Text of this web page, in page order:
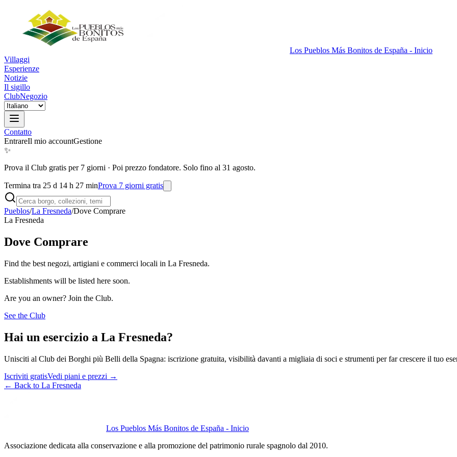
Los Pueblos Más Bonitos de España - Inicio
Villaggi
Esperienze
Notizie
Il sigillo
ClubNegozio
Contatto
EntrareIl mio accountGestione
✨
Prova il Club gratis per 7 giorni · Poi prezzo fondatore. Solo fino al 31 agosto.
Termina tra 25 d 14 h 27 minProva 7 giorni gratis
Pueblos/La Fresneda/Dove Comprare
La Fresneda
Dove Comprare
Find the best negozi, artigiani e commerci locali in La Fresneda.
Establishments will be listed here soon.
Are you an owner? Join the Club.
See the Club
Hai un esercizio a La Fresneda?
Unisciti al Club dei Borghi più Belli della Spagna: iscrizione gratuita, visibilità davanti a migliaia di soci e strumenti per far crescere il tuo
Iscriviti gratisVedi piani e prezzi →
← Back to La Fresneda
Los Pueblos Más Bonitos de España - Inicio
Associazione dedicata alla conservazione e alla promozione del patrimonio rurale spagnolo dal 2010.